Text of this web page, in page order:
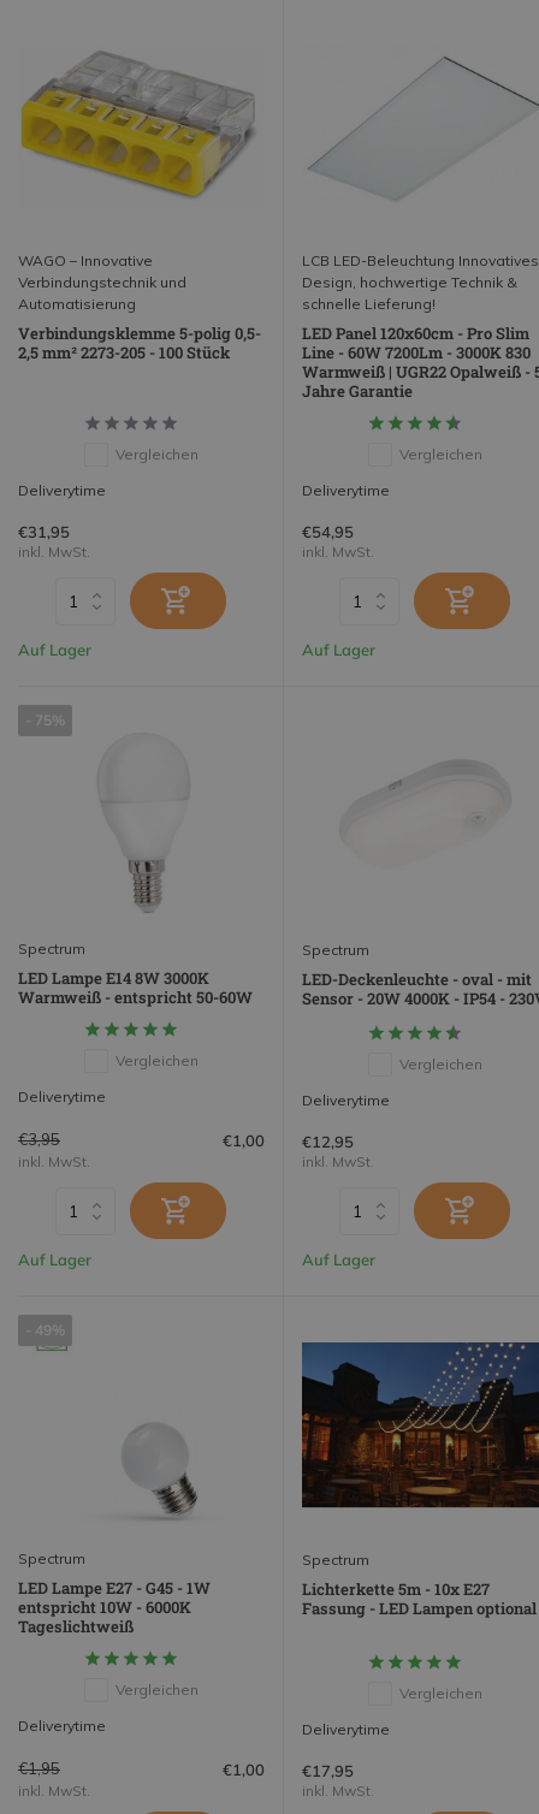
WAGO – Innovative
Verbindungstechnik und
Automatisierung
Verbindungsklemme 5-polig 0,5-
2,5 mm² 2273-205 - 100 Stück
Vergleichen
Deliverytime
€31,95
inkl. MwSt.
Auf Lager
LCB LED-Beleuchtung Innovatives
Design, hochwertige Technik &
schnelle Lieferung!
LED Panel 120x60cm - Pro Slim
Line - 60W 7200Lm - 3000K 830
Warmweiß | UGR22 Opalweiß -
Jahre Garantie
Vergleichen
Deliverytime
€54,95
inkl. MwSt.
Auf Lager
- 75%
Spectrum
LED Lampe E14 8W 3000K
Warmweiß - entspricht 50-60W
Vergleichen
Deliverytime
€3,95 €1,00
inkl. MwSt.
Auf Lager
Spectrum
LED-Deckenleuchte - oval - mit
Sensor - 20W 4000K - IP54 -
Vergleichen
Deliverytime
€12,95
inkl. MwSt.
Auf Lager
- 49%
Spectrum
LED Lampe E27 - G45 - 1W
entspricht 10W - 6000K
Tageslichtweiß
Vergleichen
Deliverytime
€1,95 €1,00
inkl. MwSt.
Spectrum
Lichterkette 5m - 10x E27
Fassung - LED Lampen optional
Vergleichen
Deliverytime
€17,95
inkl. MwSt.